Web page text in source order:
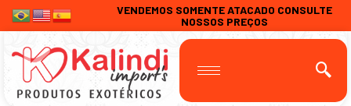
VENDEMOS SOMENTE ATACADO CONSULTE
NOSSOS PREÇOS